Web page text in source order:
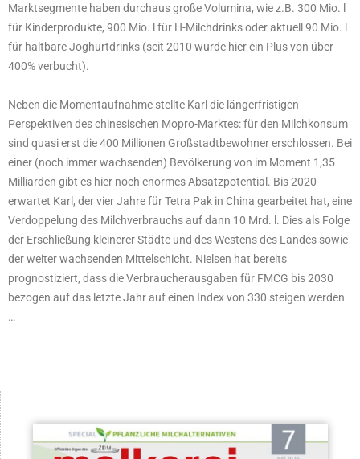
Marktsegmente haben durchaus große Volumina, wie z.B. 300 Mio. l
für Kinderprodukte, 900 Mio. l für H-Milchdrinks oder aktuell 90 Mio. l
für haltbare Joghurtdrinks (seit 2010 wurde hier ein Plus von über
400% verbucht).
Neben die Momentaufnahme stellte Karl die längerfristigen
Perspektiven des chinesischen Mopro-Marktes: für den Milchkonsum
sind quasi erst die 400 Millionen Großstadtbewohner erschlossen. Bei
einer (noch immer wachsenden) Bevölkerung von im Moment 1,35
Milliarden gibt es hier noch enormes Absatzpotential. Bis 2020
erwartet Karl, der vier Jahre für Tetra Pak in China gearbeitet hat, eine
Verdoppelung des Milchverbrauchs auf dann 10 Mrd. l. Dies als Folge
der Erschließung kleinerer Städte und des Westens des Landes sowie
der weiter wachsenden Mittelschicht. Nielsen hat bereits
prognostiziert, dass die Verbraucherausgaben für FMCG bis 2030
bezogen auf das letzte Jahr auf einen Index von 330 steigen werden
…